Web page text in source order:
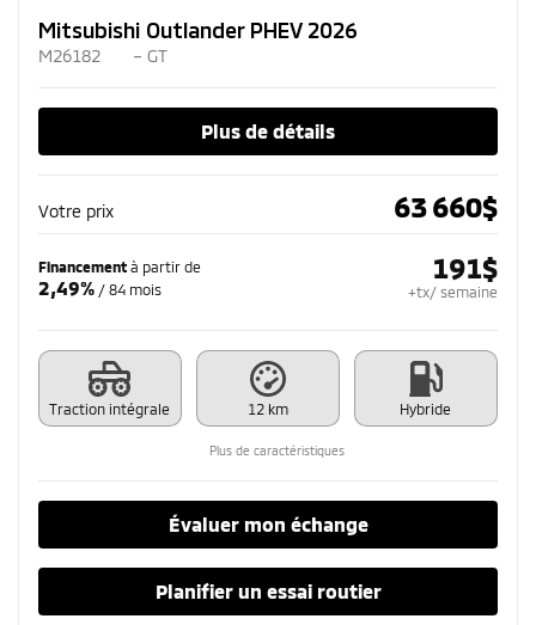
Mitsubishi Outlander PHEV 2026
M26182 – GT
Plus de détails
Votre prix 63 660$
Financement à partir de
2,49% / 84 mois
191$
+tx/ semaine
Traction intégrale 12 km Hybride
Plus de caractéristiques
Évaluer mon échange
Planifier un essai routier